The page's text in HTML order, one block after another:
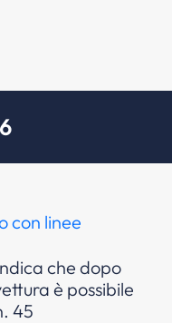
con linee
che dopo
è possibile
45